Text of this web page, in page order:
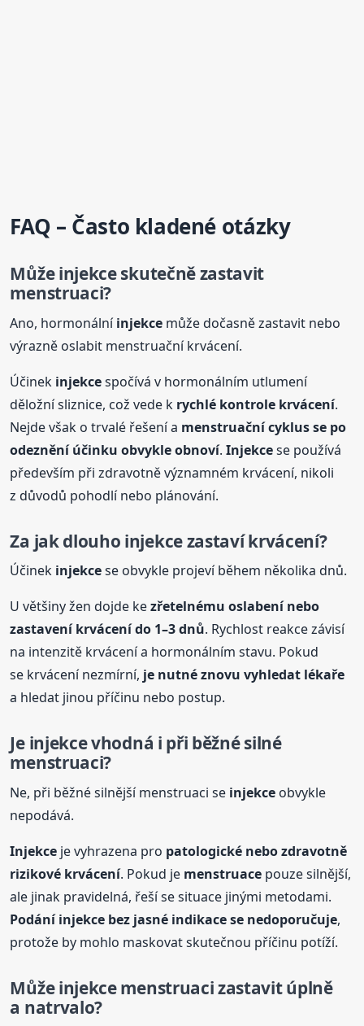
FAQ – Často kladené otázky
Můžeinjekceskutečně zastavit
menstruaci?
Ano, hormonálníinjekce může dočasně zastavit nebo
výrazně oslabit menstruační krvácení.
Účinek injekcespočívá v hormonálním utlumení
děložní sliznice, což vede k rychlé kontrole krvácení.
Nejde však o trvalé řešení a menstruační cyklus se po
odeznění účinku obvykle obnoví.Injekcese používá
především při zdravotně významném krvácení, nikoli
z důvodů pohodlí nebo plánování.
Za jak dlouho injekcezastaví krvácení?
Účinek injekcese obvykle projeví během několika dnů.
U většiny žen dojde kezřetelnému oslabení nebo
zastavení krvácení do 1–3 dnů. Rychlost reakce závisí
na intenzitě krvácení a hormonálním stavu. Pokud
se krvácení nezmírní, je nutné znovu vyhledat lékaře
a hledat jinou příčinu nebo postup.
Je injekcevhodná i při běžné silné
menstruaci?
Ne, při běžné silnější menstruaci se injekce obvykle
nepodává.
Injekce je vyhrazena pro patologické nebo zdravotně
rizikové krvácení. Pokud je menstruace pouze silnější,
ale jinak pravidelná, řeší se situace jinými metodami.
Podáníinjekce bez jasné indikace se nedoporučuje,
protože by mohlo maskovat skutečnou příčinu potíží.
Můžeinjekcemenstruaci zastavit úplně
a natrvalo?